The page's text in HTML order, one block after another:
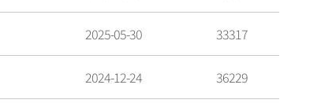
2025-05-30 33317
2024-12-24 36229